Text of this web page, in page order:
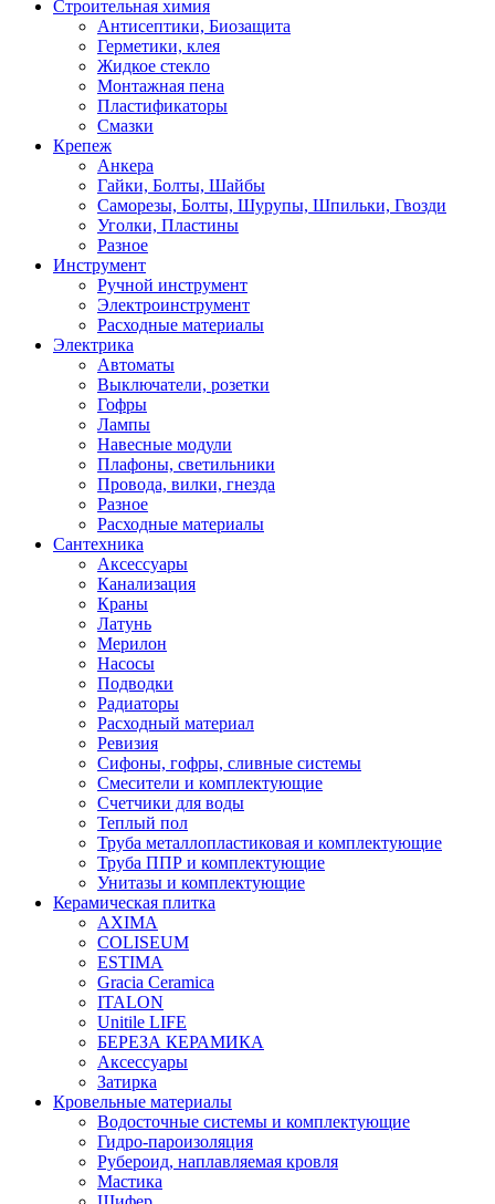
Строительная химия
Антисептики, Биозащита
Герметики, клея
Жидкое стекло
Монтажная пена
Пластификаторы
Смазки
Крепеж
Анкера
Гайки, Болты, Шайбы
Саморезы, Болты, Шурупы, Шпильки, Гвозди
Уголки, Пластины
Разное
Инструмент
Ручной инструмент
Электроинструмент
Расходные материалы
Электрика
Автоматы
Выключатели, розетки
Гофры
Лампы
Навесные модули
Плафоны, светильники
Провода, вилки, гнезда
Разное
Расходные материалы
Сантехника
Аксессуары
Канализация
Краны
Латунь
Мерилон
Насосы
Подводки
Радиаторы
Расходный материал
Ревизия
Сифоны, гофры, сливные системы
Смесители и комплектующие
Счетчики для воды
Теплый пол
Труба металлопластиковая и комплектующие
Труба ППР и комплектующие
Унитазы и комплектующие
Керамическая плитка
AXIMA
COLISEUM
ESTIMA
Gracia Ceramica
ITALON
Unitile LIFE
БЕРЕЗА КЕРАМИКА
Аксессуары
Затирка
Кровельные материалы
Водосточные системы и комплектующие
Гидро-пароизоляция
Рубероид, наплавляемая кровля
Мастика